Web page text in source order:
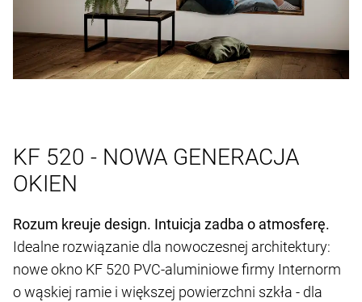
KF 520 - NOWA GENERACJA
OKIEN
Rozum kreuje design. Intuicja zadba o atmosferę.
Idealne rozwiązanie dla nowoczesnej architektury:
nowe okno KF 520 PVC-aluminiowe firmy Internorm
o wąskiej ramie i większej powierzchni szkła - dla